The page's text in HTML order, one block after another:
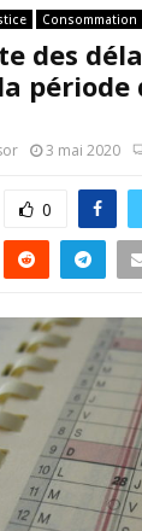
Consommation
des
période
3 mai 2020
0